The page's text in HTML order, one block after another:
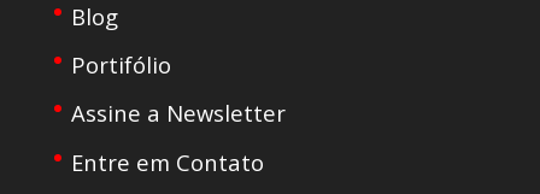
Blog
Portifólio
Assine a Newsletter
Entre em Contato